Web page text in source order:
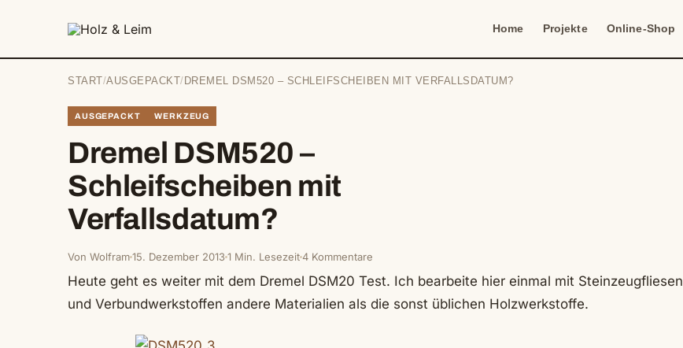
Home Projekte Online-Shop
START /AUSGEPACKT / DREMEL DSM520 – SCHLEIFSCHEIBEN MIT VERFALLSDATUM?
AUSGEPACKT WERKZEUG
Dremel DSM520 –
Schleifscheiben mit
Verfallsdatum?
Von Wolfram15. Dezember 20131 Min. Lesezeit4 Kommentare
Heute geht es weiter mit dem Dremel DSM20 Test. Ich bearbeite hier einmal mit Steinzeugfliesen
und Verbundwerkstoffen andere Materialien als die sonst üblichen Holzwerkstoffe.